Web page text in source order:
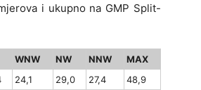
i ukupno na GMP Split-
WNW NW NNW
MAX
24,1 29,0 27,4 48,9